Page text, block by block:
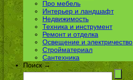
Про мебель
Интерьер и ландшафт
Недвижимость
Техника и инструмент
Ремонт и отделка
Освещение и электричество
Стройматериал
Сантехника
Поиск →